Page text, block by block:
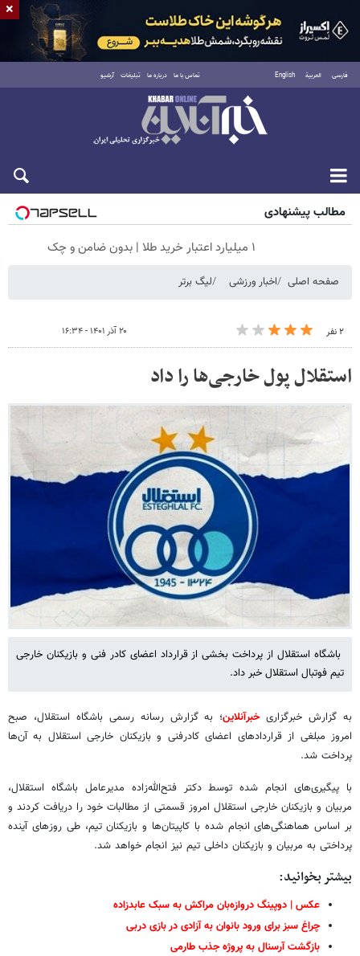
فارسی العربية English تماس با ما درباره ما تبلیغات آرشیو
جمعه ۱۶ مرداد ۱۴۰۵
مطالب پیشنهادی
۱ میلیارد اعتبار خرید طلا | بدون ضامن و چک
صفحه اصلی اخبار ورزشی لیگ برتر
۲ نفر ۲۰ آذر ۱۴۰۱ - ۱۶:۳۴
استقلال پول خارجی‌ها را داد
باشگاه استقلال از پرداخت بخشی از قرارداد اعضای کادر فنی و بازیکنان خارجی
تیم فوتبال استقلال خبر داد.
به گزارش خبرگزاریخبرآنلاین؛ به گزارش رسانه رسمی باشگاه استقلال، صبح
امروز مبلغی از قراردادهای اعضای کادرفنی و بازیکنان خارجی استقلال به آن‌ها
پرداخت شد.
با پیگیری‌های انجام شده توسط دکتر فتح‌الله‌زاده مدیرعامل باشگاه استقلال،
مربیان و بازیکنان خارجی استقلال امروز قسمتی از مطالبات خود را دریافت کردند و
بر اساس هماهنگی‌های انجام شده با کاپیتان‌ها و بازیکنان تیم، طی روزهای آینده
پرداختی به مربیان و بازیکنان داخلی تیم نیز انجام خواهد شد.
بیشتر بخوانید:
عکس | دوپینگ دروازه‌بان مراکش به سبک عابدزاده
چراغ سبز برای ورود بانوان به آزادی در بازی دربی
بازگشت آرسنال به پروژه جذب طارمی
×